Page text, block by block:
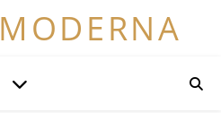
MODERNA